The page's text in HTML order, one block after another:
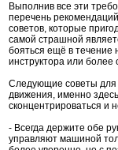
Выполнив все эти
перечень
советов, которые
самой страшной
бояться ещё в течение
инструктора или более
Следующие советы для
движения, именно
сконцентрироваться и
- Всегда держите обе
управляют машиной